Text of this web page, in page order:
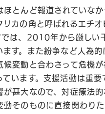
ほとんど報道されていな
リカの角と呼ばれるエチオ
では、2010年から厳しい
ます。また紛争など人為
候変動と合わさって危機が
ています。支援活動は重
が甚大なので、対症療法
動そのものに直接関わり